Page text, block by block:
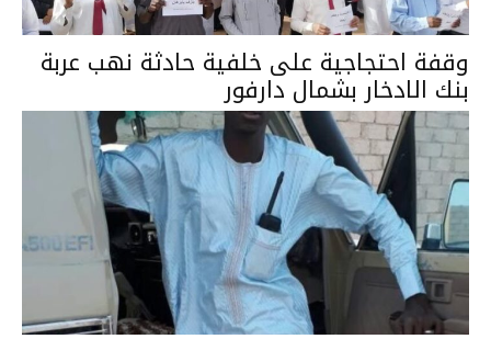
وقفة احتجاجية على خلفية حادثة نهب عربة
بنك الادخار بشمال دارفور